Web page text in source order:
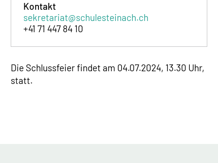
Kontakt
sekretariat@schulesteinach.ch
+41 71 447 84 10
Die Schlussfeier findet am 04.07.2024, 13.30 Uhr,
statt.